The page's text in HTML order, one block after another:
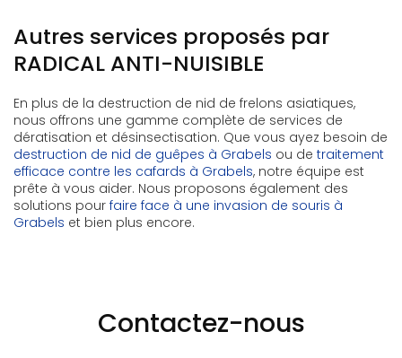
Autres services proposés par
RADICAL ANTI-NUISIBLE
En plus de la destruction de nid de frelons asiatiques,
nous offrons une gamme complète de services de
dératisation et désinsectisation. Que vous ayez besoin de
destruction de nid de guêpes à Grabels ou de traitement
efficace contre les cafards à Grabels, notre équipe est
prête à vous aider. Nous proposons également des
solutions pour faire face à une invasion de souris à
Grabels et bien plus encore.
Contactez-nous